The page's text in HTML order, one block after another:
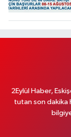
2Eylül Haber,
tutan son dakika